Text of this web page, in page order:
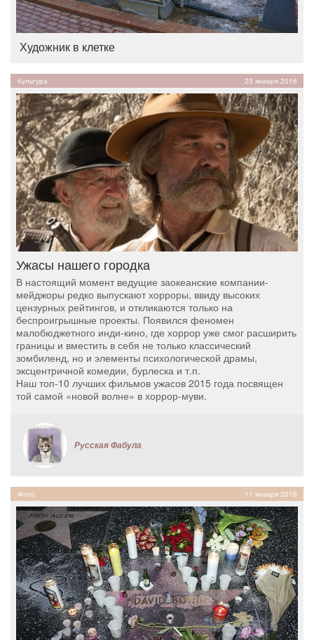
Художник в клетке
Культура 23 января 2016
Ужасы нашего городка
В настоящий момент ведущие заокеанские компании-
мейджоры редко выпускают хорроры, ввиду высоких
цензурных рейтингов, и откликаются только на
беспроигрышные проекты. Появился феномен
малобюджетного инди-кино, где хоррор уже смог расширить
границы и вместить в себя не только классический
зомбиленд, но и элементы психологической драмы,
эксцентричной комедии, бурлеска и т.п.
Наш топ-10 лучших фильмов ужасов 2015 года посвящен
той самой «новой волне» в хоррор-муви.
Русская Фабула
Фото 11 января 2016